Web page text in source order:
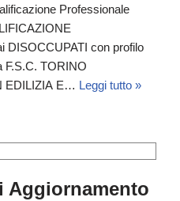
Professionale
DISOCCUPATI con profilo
F.S.C. TORINO
EDILIZIA E… Leggi tutto »
Aggiornamento